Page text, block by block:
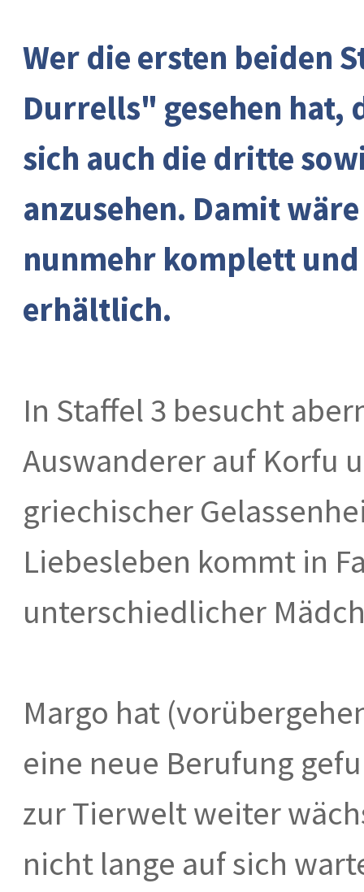
Wer die ersten beiden
Durrells" gesehen
sich auch die dritte
anzusehen. Damit
nunmehr komplett
erhältlich.
In Staffel 3 besucht
Auswanderer auf Korfu
griechischer
Liebesleben kommt in
unterschiedlicher
Margo hat
eine neue Berufung
zur Tierwelt weiter
nicht lange auf sich